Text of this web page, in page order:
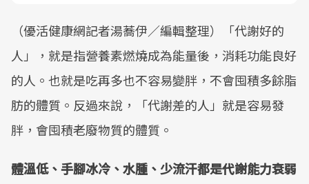
（優活健康網記者湯蕎伊／編輯整理）「代謝好的
人」，就是指營養素燃燒成為能量後，消耗功能良好
的人。也就是吃再多也不容易變胖，不會囤積多餘脂
肪的體質。反過來說，「代謝差的人」就是容易發
胖，會囤積老廢物質的體質。
體溫低、手腳冰冷、水腫、少流汗都是代謝能力衰弱